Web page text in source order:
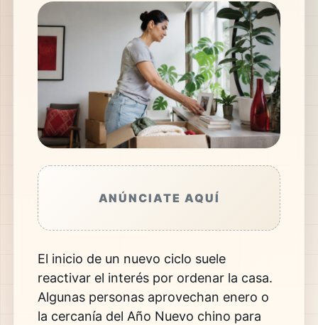
ANÚNCIATE AQUÍ
El inicio de un nuevo ciclo suele
reactivar el interés por ordenar la casa.
Algunas personas aprovechan enero o
la cercanía del Año Nuevo chino para